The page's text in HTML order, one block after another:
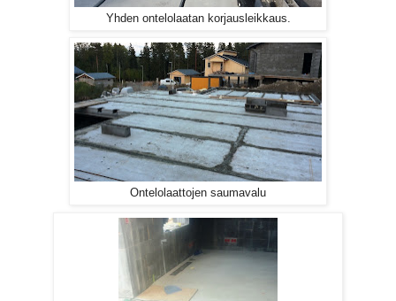
Yhden ontelolaatan korjausleikkaus.
Ontelolaattojen saumavalu